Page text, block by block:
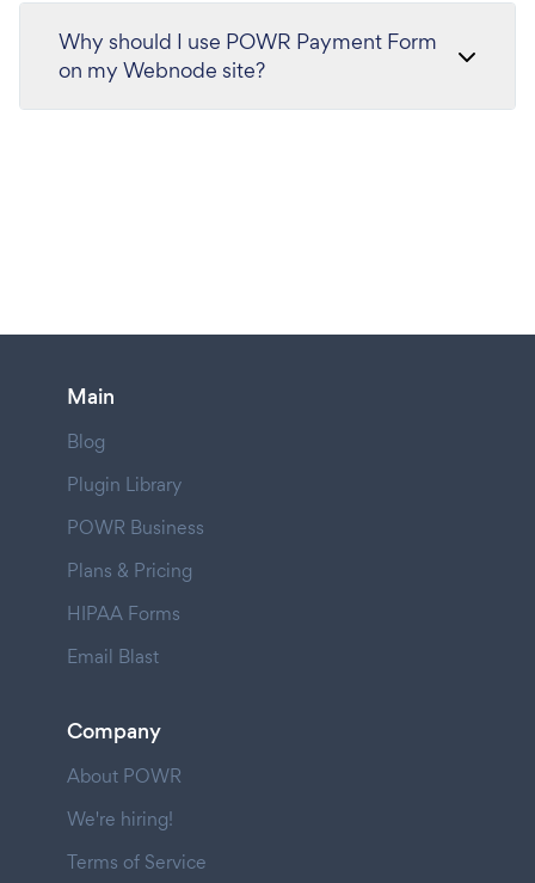
Why should I use POWR Payment Form
on my Webnode site?
Main
Blog
Plugin Library
POWR Business
Plans & Pricing
HIPAA Forms
Email Blast
Company
About POWR
We're hiring!
Terms of Service